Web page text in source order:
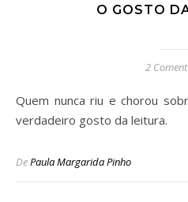
O GOSTO
2
Quem nunca riu e chorou sobre um livro nunca provou o
verdadeiro gosto da leitura.
DePaula Margarida Pinho